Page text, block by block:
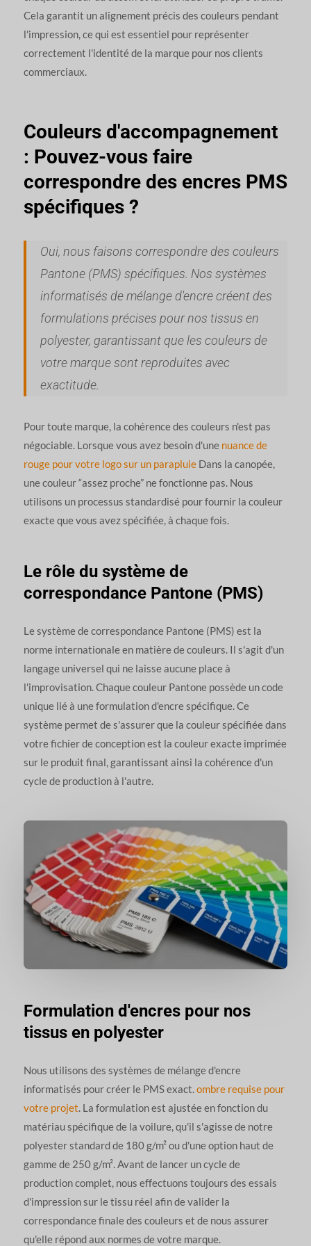
Cela garantit un alignement précis des couleurs pendant
l'impression, ce qui est essentiel pour représenter
correctement l'identité de la marque pour nos clients
commerciaux.
Couleurs d'accompagnement
: Pouvez-vous faire
correspondre des encres PMS
spécifiques ?
Oui, nous faisons correspondre des couleurs
Pantone (PMS) spécifiques. Nos systèmes
informatisés de mélange d'encre créent des
formulations précises pour nos tissus en
polyester, garantissant que les couleurs de
votre marque sont reproduites avec
exactitude.
Pour toute marque, la cohérence des couleurs n'est pas
négociable. Lorsque vous avez besoin d'une nuance de
rouge pour votre logo sur un parapluieDans la canopée,
une couleur “assez proche” ne fonctionne pas. Nous
utilisons un processus standardisé pour fournir la couleur
exacte que vous avez spécifiée, à chaque fois.
Le rôle du système de
correspondance Pantone (PMS)
Le système de correspondance Pantone (PMS) est la
norme internationale en matière de couleurs. Il s'agit d'un
langage universel qui ne laisse aucune place à
l'improvisation. Chaque couleur Pantone possède un code
unique lié à une formulation d'encre spécifique. Ce
système permet de s'assurer que la couleur spécifiée dans
votre fichier de conception est la couleur exacte imprimée
sur le produit final, garantissant ainsi la cohérence d'un
cycle de production à l'autre.
Formulation d'encres pour nos
tissus en polyester
Nous utilisons des systèmes de mélange d'encre
informatisés pour créer le PMS exact.ombre requise pour
votre projet. La formulation est ajustée en fonction du
matériau spécifique de la voilure, qu'il s'agisse de notre
polyester standard de 180 g/m² ou d'une option haut de
gamme de 250 g/m². Avant de lancer un cycle de
production complet, nous effectuons toujours des essais
d'impression sur le tissu réel afin de valider la
correspondance finale des couleurs et de nous assurer
qu'elle répond aux normes de votre marque.